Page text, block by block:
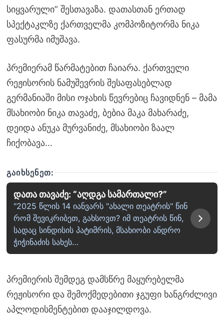
სიყვარული” შესთავაზა. დათასთან ერთად
სპექტაკლზე ქართველმა კომპოზიტორმა ნიკა
ფასურმა იმუშავა.
პრემიერამ წარმატებით ჩაიარა. ქართველი
რეჟისორის ნამუშევრის შესაფასებლად
გერმანიაში მისი ოჯახის წევრებიც ჩავიდნენ – მამა
მსახიობი ნიკა თავაძე, ბებია მაკა მახარაძე,
დეიდა ანუკა მურვანიძე, მსახიობი ზაალ
ჩიქობავა…
ᲒᲐᲘᲮᲡᲔᲜᲔᲗ:
დათა თავაძე: “აღდგა სამართალი?”
"2025 წლის 14 იანვარს "ახალი თეატრის" წინ
რომ შევიკრიბეთ, გახსოვთ? იმ თეატრის წინ,
სადაც სინდისის პატიმრის, მსახიობი ანდრო
ჭიჭინაძის სახეს…
პრემიერის შემდეგ დამსწრე მაყურებელმა
რეჟისორი და შემოქმედებითი ჯგუფი ხანგრძლივი
აპლოდისმენტებით დააჯილდოვა.